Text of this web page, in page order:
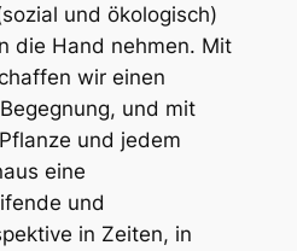
und ökologisch)
die Hand nehmen. Mit
wir einen
und mit
und jedem
eine
und
in Zeiten, in